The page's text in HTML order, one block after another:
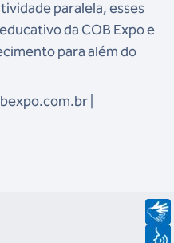
paralela, esses
da COB Expo e
para além do
|